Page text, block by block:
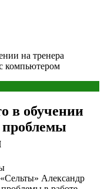
на тренера
компьютером
в обучении
Александр